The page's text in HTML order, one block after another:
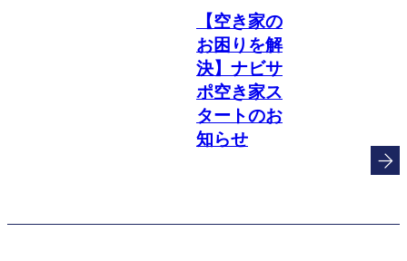
【空き家の
お困りを解
決】ナビサ
ポ空き家ス
タートのお
知らせ